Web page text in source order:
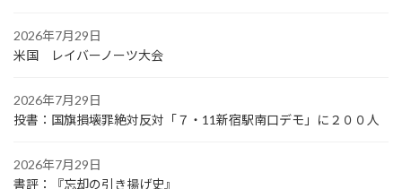
2026年7月29日
米国 レイバーノーツ大会
2026年7月29日
投書：国旗損壊罪絶対反対「７・11新宿駅南口デモ」に２００人
2026年7月29日
書評：『忘却の引き揚げ史』